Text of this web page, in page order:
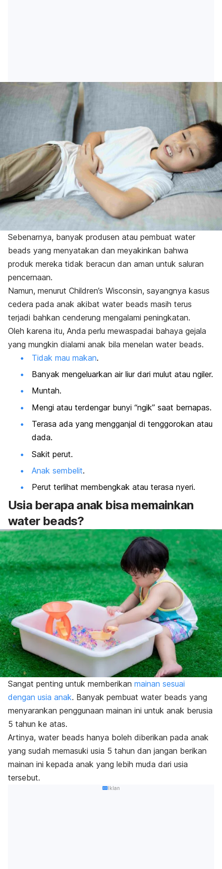
Sebenarnya, banyak produsen atau pembuat water
beads yang menyatakan dan meyakinkan bahwa
produk mereka tidak beracun dan aman untuk saluran
pencernaan.
Namun, menurut Children’s Wisconsin, sayangnya kasus
cedera pada anak akibat water beads masih terus
terjadi bahkan cenderung mengalami peningkatan.
Oleh karena itu, Anda perlu mewaspadai bahaya gejala
yang mungkin dialami anak bila menelan water beads.
Tidak mau makan.
Banyak mengeluarkan air liur dari mulut atau ngiler.
Muntah.
Mengi atau terdengar bunyi “ngik” saat bernapas.
Terasa ada yang mengganjal di tenggorokan atau
dada.
Sakit perut.
Anak sembelit.
Perut terlihat membengkak atau terasa nyeri.
Usia berapa anak bisa memainkan
water beads?
Sangat penting untuk memberikan mainan sesuai
dengan usia anak. Banyak pembuat water beads yang
menyarankan penggunaan mainan ini untuk anak berusia
5 tahun ke atas.
Artinya, water beads hanya boleh diberikan pada anak
yang sudah memasuki usia 5 tahun dan jangan berikan
mainan ini kepada anak yang lebih muda dari usia
tersebut.
Iklan